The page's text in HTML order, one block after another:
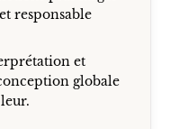
responsable
et
globale